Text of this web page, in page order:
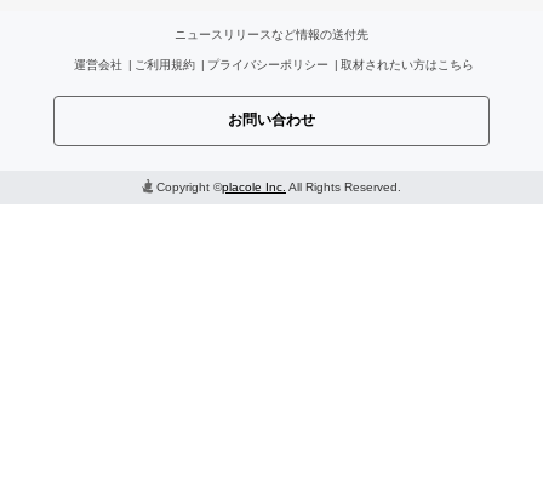
ニュースリリースなど情報の送付先
運営会社 ご利用規約 プライバシーポリシー 取材されたい方はこちら
お問い合わせ
Copyright ©placole Inc. All Rights Reserved.